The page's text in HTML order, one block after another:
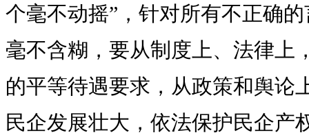
个毫不动摇”，针对所有不正确
毫不含糊，要从制度上、法律上
的平等待遇要求，从政策和舆论
民企发展壮大，依法保护民企产